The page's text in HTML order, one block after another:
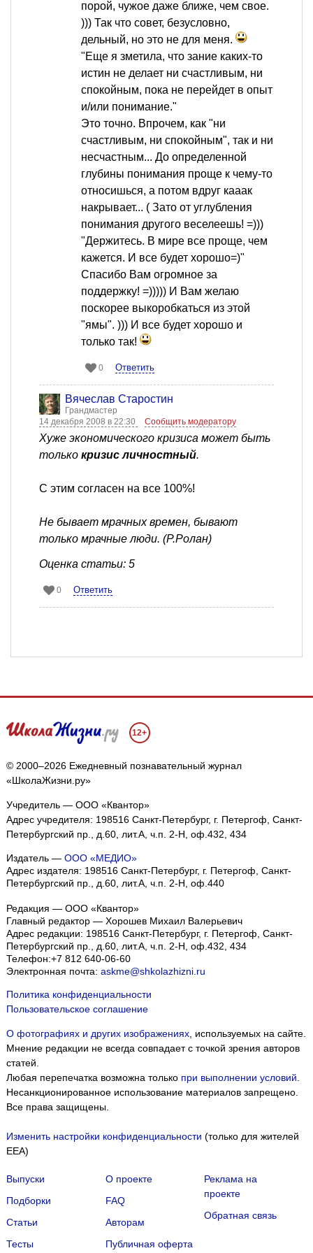
порой, чужое даже ближе, чем свое.
))) Так что совет, безусловно,
дельный, но это не для меня.
"Еще я зметила, что зание каких-то
истин не делает ни счастливым, ни
спокойным, пока не перейдет в опыт
и/или понимание."
Это точно. Впрочем, как "ни
счастливым, ни спокойным", так и ни
несчастным... До определенной
глубины понимания проще к чему-то
относишься, а потом вдруг кааак
накрывает... ( Зато от углубления
понимания другого веселеешь! =)))
"Держитесь. В мире все проще, чем
кажется. И все будет хорошо=)"
Спасибо Вам огромное за
поддержку! =))))) И Вам желаю
поскорее выкоробкаться из этой
"ямы". ))) И все будет хорошо и
только так!
0 Ответить
Вячеслав Старостин
Грандмастер
14 декабря 2008 в 22:30
Сообщить модератору
Хуже экономического кризиса может быть
только кризис личностный.
С этим согласен на все 100%!
Не бывает мрачных времен, бывают
только мрачные люди. (Р.Ролан)
Оценка статьи: 5
0 Ответить
12+
© 2000–2026 Ежедневный познавательный журнал
«ШколаЖизни.ру»
Учредитель — ООО «Квантор»
Адрес учредителя: 198516 Санкт-Петербург, г. Петергоф, Санкт-
Петербургский пр., д.60, лит.А, ч.п. 2-Н, оф.432, 434
Издатель — ООО «МЕДИО»
Адрес издателя: 198516 Санкт-Петербург, г. Петергоф, Санкт-
Петербургский пр., д.60, лит.А, ч.п. 2-Н, оф.440
Редакция — ООО «Квантор»
Главный редактор — Хорошев Михаил Валерьевич
Адрес редакции: 198516 Санкт-Петербург, г. Петергоф, Санкт-
Петербургский пр., д.60, лит.А, ч.п. 2-Н, оф.432, 434
Телефон:+7 812 640-06-60
Электронная почта: askme@shkolazhizni.ru
Политика конфиденциальности
Пользовательское соглашение
О фотографиях и других изображениях, используемых на сайте.
Мнение редакции не всегда совпадает с точкой зрения авторов
статей.
Любая перепечатка возможна только при выполнении условий.
Несанкционированное использование материалов запрещено.
Все права защищены.
Изменить настройки конфиденциальности (только для жителей
EEA)
Выпуски
Подборки
Статьи
Тесты
О проекте
FAQ
Авторам
Публичная оферта
Реклама на
проекте
Обратная связь